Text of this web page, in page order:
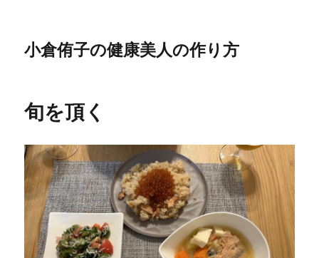
小倉侑子の健康美人の作り方
旬を頂く